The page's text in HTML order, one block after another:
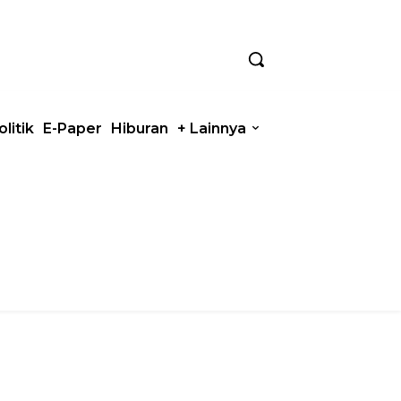
E-Paper Hiburan + Lainnya